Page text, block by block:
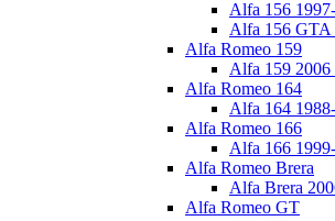
Alfa 156
Alfa 156 GTA
Alfa Romeo 159
Alfa 159 2006
Alfa Romeo 164
Alfa 164
Alfa Romeo 166
Alfa 166
Alfa Romeo Brera
Alfa Brera
Alfa Romeo GT